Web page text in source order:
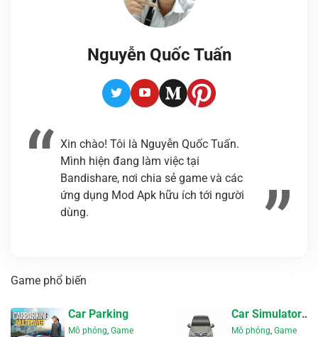
Nguyễn Quốc Tuấn
TwitterYoutubeMediumPinterest
Xin chào! Tôi là Nguyễn Quốc Tuấn.
Mình hiện đang làm việc tại
Bandishare, nơi chia sẻ game và các
ứng dụng Mod Apk hữu ích tới người
dùng.
Game phổ biến
Car Parking
Mô phỏng, Game
Car Simulator
Vietnam
Mô phỏng, Game